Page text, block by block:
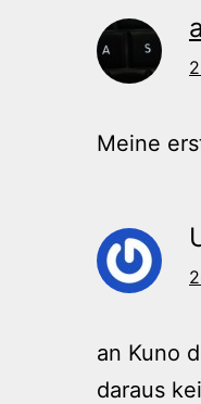
Meine
an Kuno
daraus